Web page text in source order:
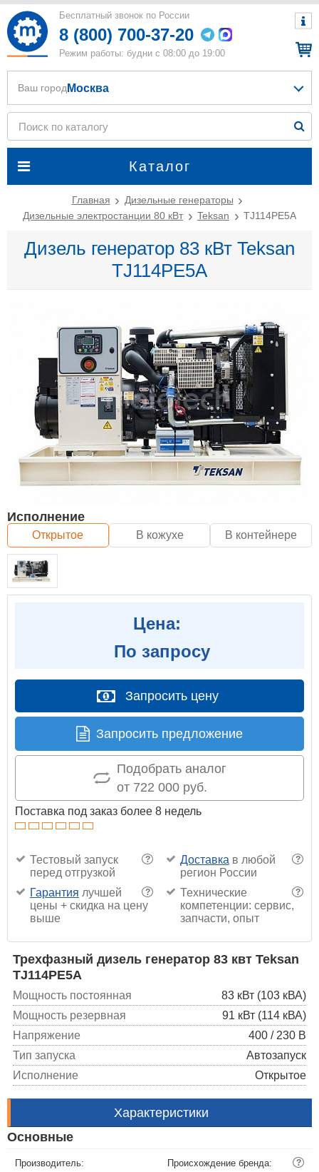
Бесплатный звонок по России
8 (800) 700-37-20
Режим работы: будни с 08:00 до 19:00
Каталог
Ваш город Москва
Главная
Дизельные генераторы
Дизельные электростанции 80 кВт
Teksan TJ114PE5A
Дизель генератор 83 кВт Teksan
TJ114PE5A
Исполнение
Открытое В кожухе В контейнере
Цена:
По запросу
Запросить цену
Запросить предложение
Подобрать аналог
от 722 000 руб.
Поставка под заказ более 8 недель
?
Тестовый запуск
перед отгрузкой
?
Доставка в любой
регион России
?
Гарантия лучшей
цены + скидка на цену
выше
?
Технические
компетенции: сервис,
запчасти, опыт
Трехфазный дизель генератор 83 квт Teksan
TJ114PE5A
Мощность постоянная
83 кВт (103 кВА)
Мощность резервная
91 кВт (114 кВА)
Напряжение
400 / 230 В
Тип запуска
Автозапуск
Исполнение
Открытое
Характеристики
Основные
Производитель: Происхождение бренда: ?